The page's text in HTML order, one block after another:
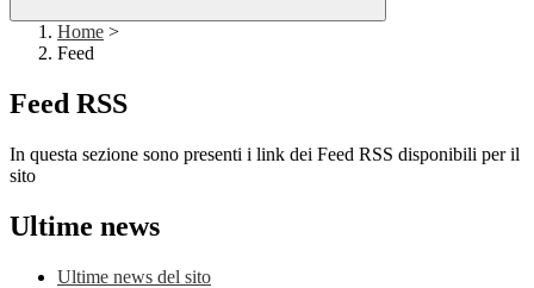
Home >
Feed
Feed RSS
In questa sezione sono presenti i link dei Feed RSS disponibili per il
sito
Ultime news
Ultime news del sito